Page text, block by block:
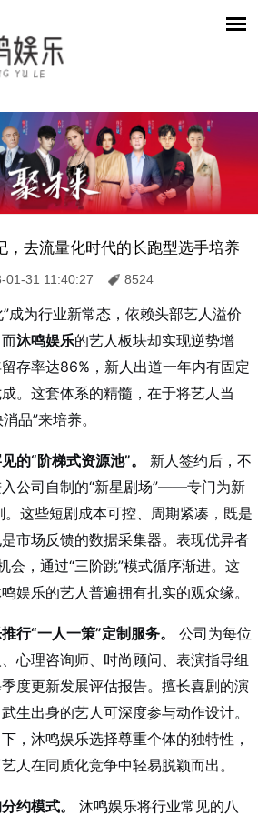
，去流量化时代的长跑型选手培养
01-31 11:40:27 8524
”成为行业新常态，依赖头部艺人溢价
沐鸣娱乐的艺人板块却实现逆势增
存率达86%，新人出道一年内有固定
。这套体系的精髓，在于将艺人当
品”来培养。
的“阶梯式资源池”。
新人签约后，不
公司自制的“新星剧场”——专门为新
这些短剧成本可控、周期紧凑，既是
市场反馈的数据采集器。表现优异者
会，通过“三阶跳”模式循序渐进。这
娱乐的艺人普遍拥有扎实的观众缘。
行“一人一策”定制服务。
公司为每位
心理咨询师、时尚顾问、表演指导组
度更新发展评估报告。擅长喜剧的演
生出身的艺人可深度参与动作设计。
，沐鸣娱乐选择尊重个体的独特性，
人在同质化竞争中轻易脱颖而出。
约模式。 沐鸣娱乐将行业常见的八